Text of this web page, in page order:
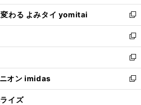
ウ
で
開
く
ン
ド
ウ
で
開
く
ウ
ィ
ン
ド
ウ
で
開
く
し
い
ウ
ィ
ン
ド
ウ
で
開
わる よみタイ yomitai
新
し
い
ウ
ィ
ン
ド
ウ
新
し
い
ウ
ィ
ン
新
し
い
ウ
オン imidas
新
し
イズ